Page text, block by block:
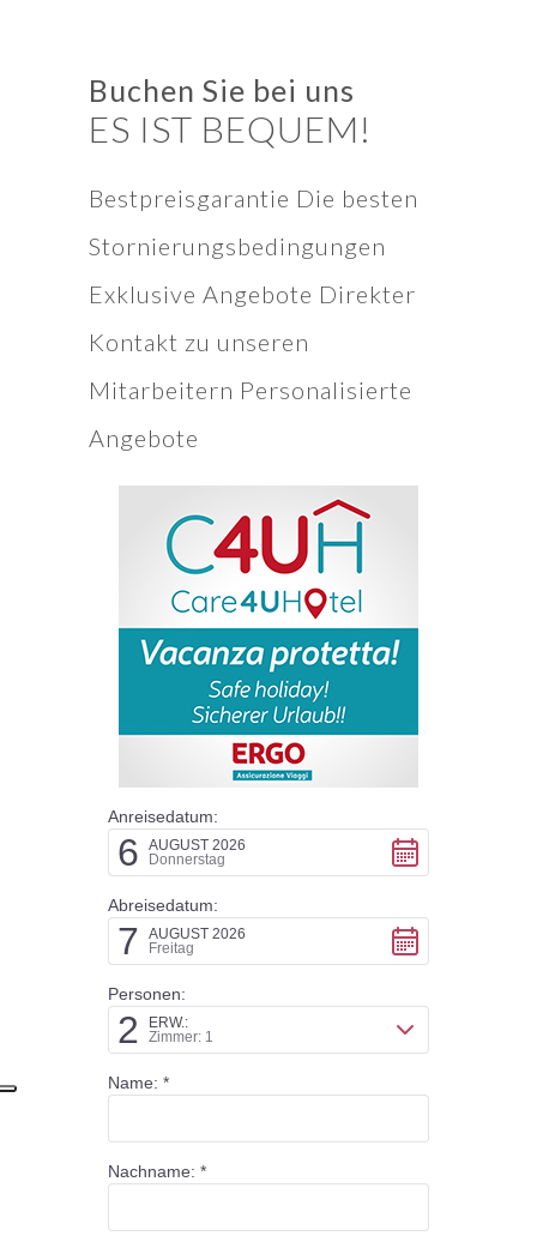
Buchen Sie bei uns
ES IST BEQUEM!
Bestpreisgarantie Die besten
Stornierungsbedingungen
Exklusive Angebote Direkter
Kontakt zu unseren
Mitarbeitern Personalisierte
Angebote